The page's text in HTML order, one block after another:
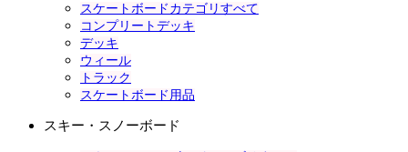
スケートボードカテゴリすべて
コンプリートデッキ
デッキ
ウィール
トラック
スケートボード用品
スキー・スノーボード